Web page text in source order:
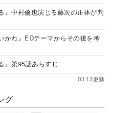
』中村倫也演じる藤次の正体が判
かわ』EDテーマからその後を考
』第95話あらすじ
03:13更新
グ